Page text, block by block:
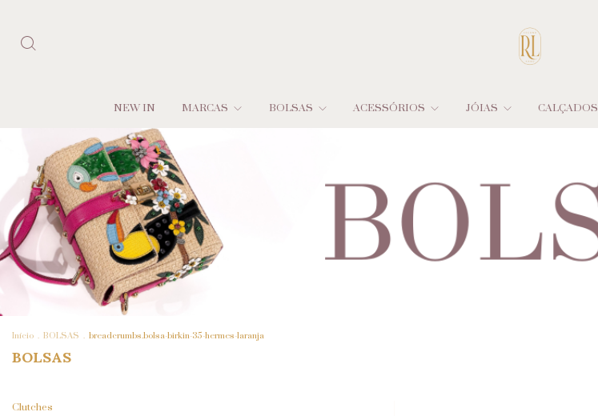
NEW IN MARCAS BOLSAS ACESSÓRIOS JÓIAS CALÇADOS
Início . BOLSAS . breadcrumbs.bolsa-birkin-35-hermes-laranja
BOLSAS
Clutches